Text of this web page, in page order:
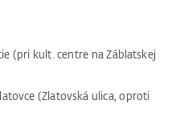
(pri kult. centre na Záblatskej
(Zlatovská ulica, oproti